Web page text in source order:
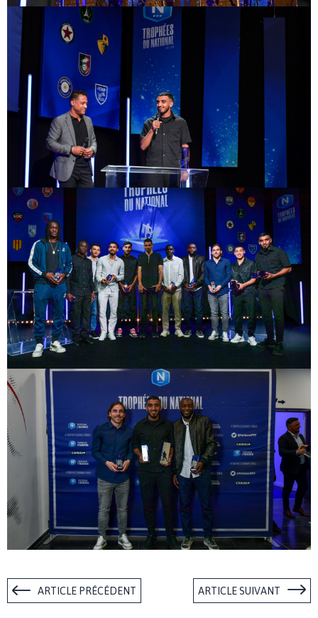
ARTICLE PRÉCÉDENT ARTICLE SUIVANT